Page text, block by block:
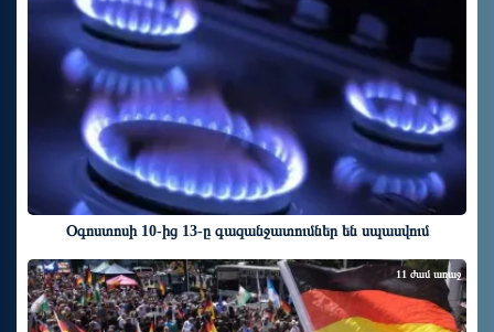
Օգոստոսի 10-ից 13-ը գազանջատումներ են սպասվում
11 ժամ առաջ